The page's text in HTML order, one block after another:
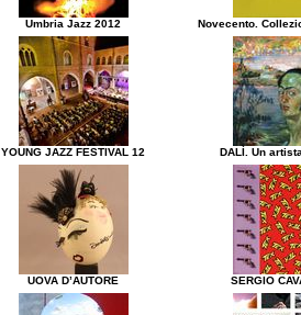
Umbria Jazz 2012 Novecento.
YOUNG JAZZ FESTIVAL 12 DALÌ. Un
UOVA D’AUTORE SERGIO